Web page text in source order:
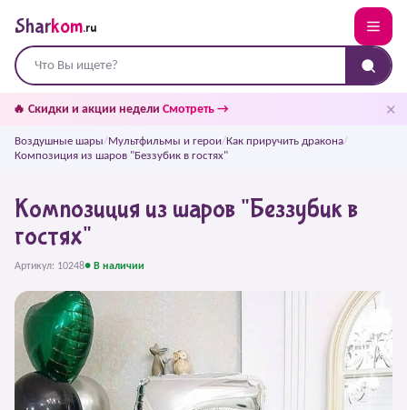
Sharkom.ru
🔥 Скидки и акции недели Смотреть → ✕
Воздушные шары/Мультфильмы и герои/Как приручить дракона/
Композиция из шаров "Беззубик в гостях"
Композиция из шаров "Беззубик в
гостях"
Артикул: 10248● В наличии